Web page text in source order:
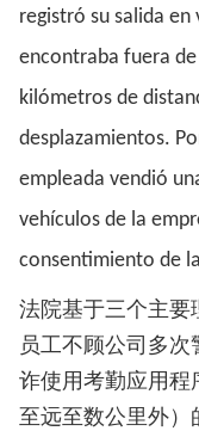
registró su salida en
encontraba fuera
kilómetros de
desplazamientos.
empleada vendió
vehículos de la
consentimiento de
法院基于三个主
员工不顾公司多
诈使用考勤应用
至远至数公里外